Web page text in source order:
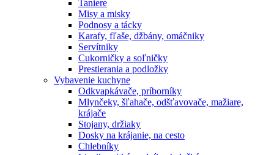
Taniere
Misy a misky
Podnosy a tácky
Karafy, fľaše, džbány, omáčniky
Servítniky
Cukorničky a soľničky
Prestierania a podložky
Vybavenie kuchyne
Odkvapkávače, príborníky
Mlynčeky, šľahače, odšťavovače, mažiare,
krájače
Stojany, držiaky
Dosky na krájanie, na cesto
Chlebníky